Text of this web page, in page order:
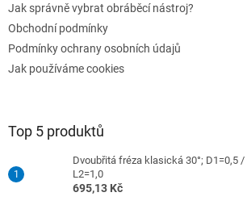
Jak správně vybrat obráběcí nástroj?
Obchodní podmínky
Podmínky ochrany osobních údajů
Jak používáme cookies
Top 5 produktů
Dvoubřitá fréza klasická 30°; D1=0,5
L2=1,0
695,13 Kč